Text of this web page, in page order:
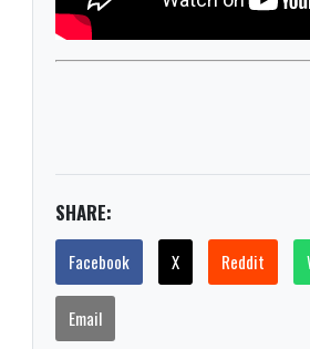
SHARE:
Facebook X Reddit
Email